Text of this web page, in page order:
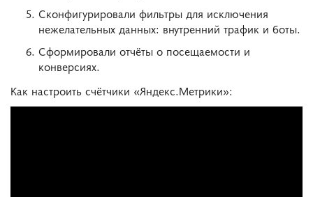
Сконфигурировали фильтры для исключения
нежелательных данных: внутренний трафик и боты.
Сформировали отчёты о посещаемости и
конверсиях.
Как настроить счётчики «Яндекс.Метрики»: